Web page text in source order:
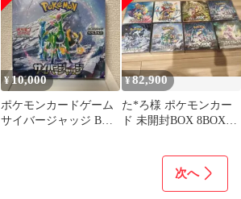
¥10,000
ポケモンカードゲーム
サイバージャッジ BOX
¥82,900
た*ろ様 ポケモンカー
ド 未開封BOX 8BOXま
次へ